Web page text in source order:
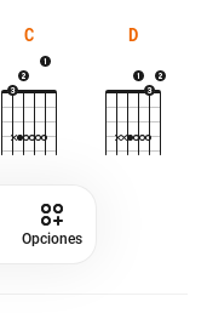
C D
Opciones